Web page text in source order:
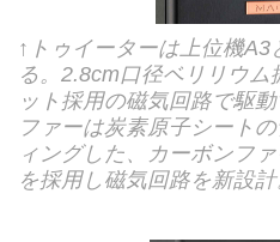
↑トゥイーターは上位機
る。2.8cm口径ベリリウ
ット採用の磁気回路で駆
ファーは炭素原子シート
ィングした、カーボンフ
を採用し磁気回路を新設計